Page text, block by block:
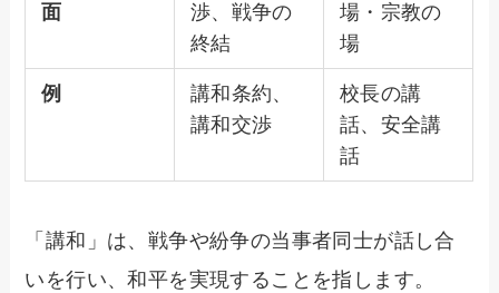
面
渉、戦争の
終結
場・宗教の
場
例
講和条約、
講和交渉
校長の講
話、安全講
話
「講和」は、戦争や紛争の当事者同士が話し合
いを行い、和平を実現することを指します。